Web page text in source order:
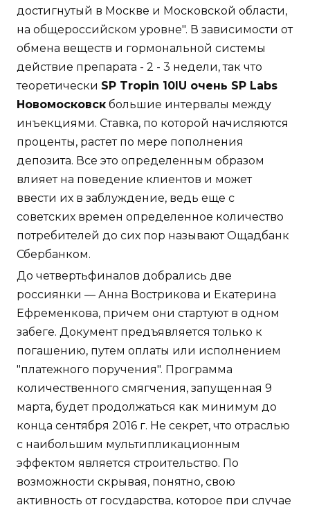
достигнутый в Москве и Московской области,
на общероссийском уровне". В зависимости от
обмена веществ и гормональной системы
действие препарата - 2 - 3 недели, так что
теоретически SP Tropin 10IU очень SP Labs
Новомосковск большие интервалы между
инъекциями. Ставка, по которой начисляются
проценты, растет по мере пополнения
депозита. Все это определенным образом
влияет на поведение клиентов и может
ввести их в заблуждение, ведь еще с
советских времен определенное количество
потребителей до сих пор называют Ощадбанк
Сбербанком.
До четвертьфиналов добрались две
россиянки — Анна Вострикова и Екатерина
Ефременкова, причем они стартуют в одном
забеге. Документ предъявляется только к
погашению, путем оплаты или исполнением
"платежного поручения". Программа
количественного смягчения, запущенная 9
марта, будет продолжаться как минимум до
конца сентября 2016 г. Не секрет, что отраслью
с наибольшим мультипликационным
эффектом является строительство. По
возможности скрывая, понятно, свою
активность от государства, которое при случае